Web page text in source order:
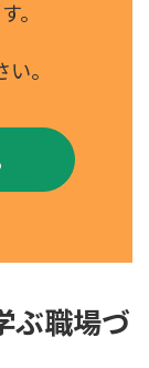
。
。
ぶ職場づ